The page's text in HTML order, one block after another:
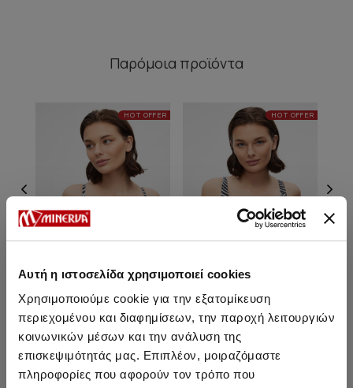
Αυτή η ιστοσελίδα χρησιμοποιεί cookies
Χρησιμοποιούμε cookie για την εξατομίκευση
περιεχομένου και διαφημίσεων, την παροχή λειτουργιών
κοινωνικών μέσων και την ανάλυση της
επισκεψιμότητάς μας. Επιπλέον, μοιραζόμαστε
πληροφορίες που αφορούν τον τρόπο που
Παρόμοια προϊόντα
HOT OFFER
Tereza Bikini Top με
μπαλένα [C Cup]
18,45 €
HOT OFFER
Tereza Τρίγωνο Full Bikini
18,45 €